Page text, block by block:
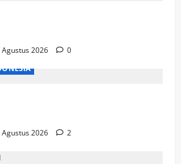
Agustus 2026
0
Agustus 2026
2